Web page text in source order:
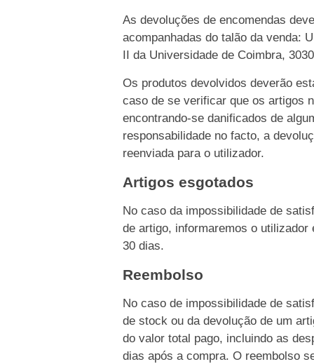
As devoluções de encomendas
acompanhadas do talão da venda:
II da Universidade de Coimbra,
Os produtos devolvidos deverão
caso de se verificar que os artigos
encontrando-se danificados de
responsabilidade no facto, a
reenviada para o utilizador.
Artigos esgotados
No caso da impossibilidade de
de artigo, informaremos o
30 dias.
Reembolso
No caso de impossibilidade de
de stock ou da devolução de um
do valor total pago, incluindo as
dias após a compra. O reembolso